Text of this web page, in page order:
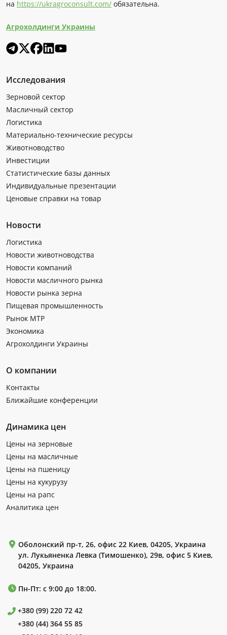
на https://ukragroconsult.com/ обязательна.
Агрохолдинги Украины
Исследования
Зерновой сектор
Масличный сектор
Логистика
Материально-технические ресурсы
Животноводство
Инвестиции
Статистические базы данных
Индивидуальные презентации
Ценовые справки на товар
Новости
Логистика
Новости животноводства
Новости компаний
Новости масличного рынка
Новости рынка зерна
Пищевая промышленность
Рынок МТР
Экономика
Агрохолдинги Украины
О компании
Контакты
Ближайшие конференции
Динамика цен
Цены на зерновые
Цены на масличные
Цены на пшеницу
Цены на кукурузу
Цены на рапс
Аналитика цен
Оболонский пр-т, 26, офис 22 Киев, 04205, Украина
ул. Лукьяненка Левка (Тимошенко), 29в, офис 5 Киев,
04205, Украина
Пн-Пт: с 9:00 до 18:00.
+380 (99) 220 72 42
+380 (44) 364 55 85